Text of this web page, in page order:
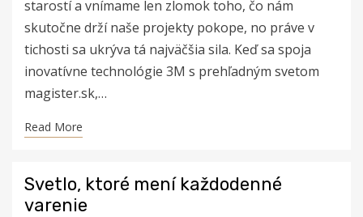
starostí a vnímame len zlomok toho, čo nám
skutočne drží naše projekty pokope, no práve v
tichosti sa ukrýva tá najväčšia sila. Keď sa spoja
inovatívne technológie 3M s prehľadným svetom
magister.sk,…
Read More
Svetlo, ktoré mení každodenné
varenie